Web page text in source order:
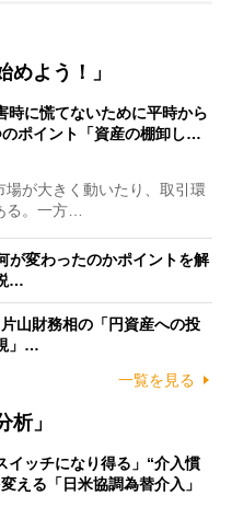
よう！」
時に慌てないために平時から
ポイント「資産の棚卸し…
が大きく動いたり、取引環
る。一方…
が変わったのかポイントを解
…
山財務相の「円資産への投
」…
一覧を見る
」
イッチになり得る」“介入慣
える「日米協調為替介入」